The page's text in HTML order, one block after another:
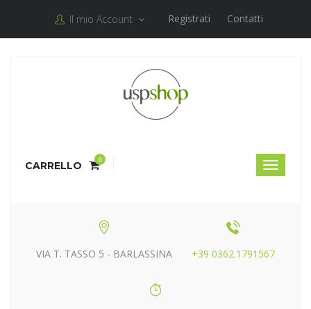
Il mio Account Registrati Contatti
CARRELLO 0
VIA T. TASSO 5 - BARLASSINA +39 0362.1791567